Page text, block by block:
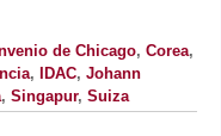
de Chicago, Corea,
, IDAC, Johann
, Singapur, Suiza